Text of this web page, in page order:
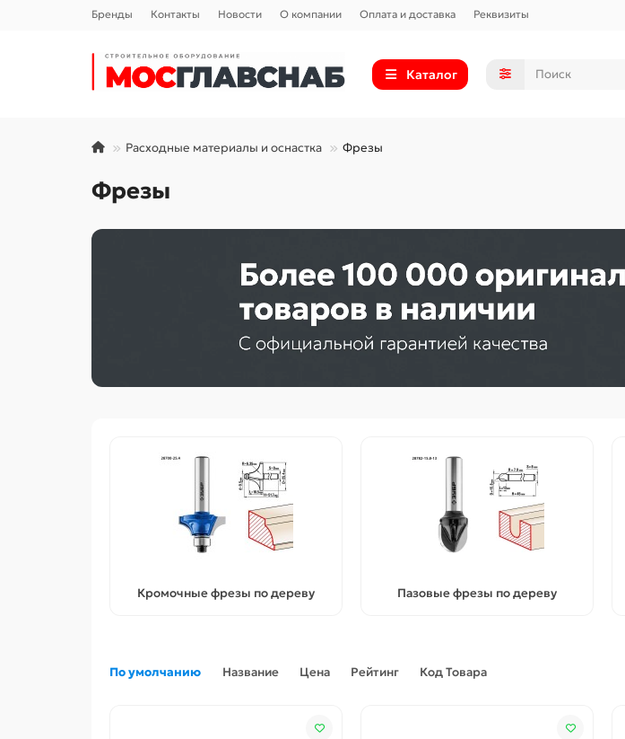
Бренды Контакты Новости О компании Оплата и доставка Реквизиты
Каталог
Расходные материалы и оснастка Фрезы
Фрезы
Кромочные фрезы по дереву Пазовые фрезы по дереву
По умолчанию Название Цена Рейтинг Код Товара